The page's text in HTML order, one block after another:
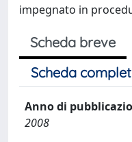
impegnato in
Scheda breve
Scheda
Anno di
2008